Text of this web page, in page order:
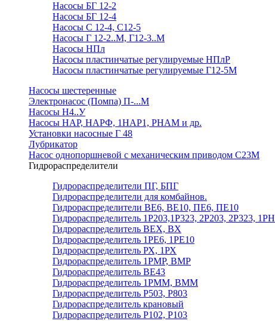
Насосы БГ 12-2
Насосы БГ 12-4
Насосы С 12-4, С12-5
Насосы Г 12-2..М, Г12-3..М
Насосы НПл
Насосы пластинчатые регулируемые НПлР
Насосы пластинчатые регулируемые Г12-5М
Насосы шестеренные
Электронасос (Помпа) П-...М
Насосы Н4..У
Насосы НАР, НАРФ, 1НАР1, РНАМ и др.
Установки насосные Г 48
Лубрикатор
Насос однопоршневой с механическим приводом С23М
Гидрораспределители
Гидрораспределители ПГ, БПГ
Гидрораспределители для комбайнов.
Гидрораспределители ВЕ6, ВЕ10, ПЕ6, ПЕ10
Гидрораспределитель 1Р203,1Р323, 2Р203, 2Р323, 1РН
Гидрораспределитель ВЕХ, ВХ
Гидрораспределитель 1РЕ6, 1РЕ10
Гидрораспределитель РХ, 1РХ
Гидрораспределитель 1РМР, ВМР
Гидрораспределитель ВЕ43
Гидрораспределитель 1РММ, ВММ
Гидрораспределитель Р503, Р803
Гидрораспределитель крановый
Гидрораспределитель Р102, Р103